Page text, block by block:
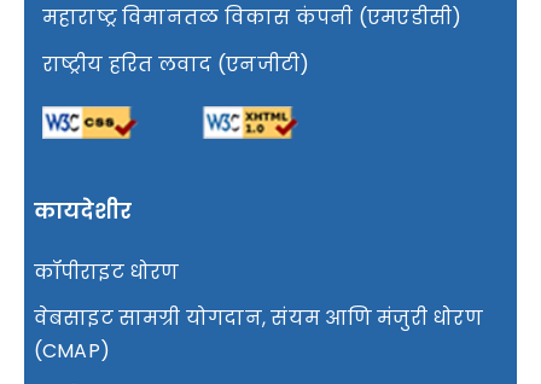
महाराष्ट्र विमानतळ विकास कंपनी (एमएडीसी)
राष्ट्रीय हरित लवाद (एनजीटी)
कायदेशीर
कॉपीराइट धोरण
वेबसाइट सामग्री योगदान, संयम आणि मंजुरी धोरण
(CMAP)